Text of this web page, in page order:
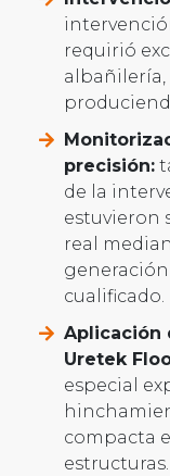
requirió
albañilería,
precisión:
de la
estuvieron
real
cualificado.
Aplicación
Uretek
especial
compacta
estructuras.